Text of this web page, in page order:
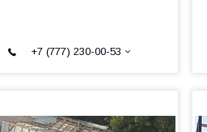
+7 (777) 230-00-53